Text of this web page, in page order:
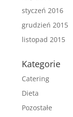
styczeń 2016
grudzień 2015
listopad 2015
Kategorie
Catering
Dieta
Pozostałe